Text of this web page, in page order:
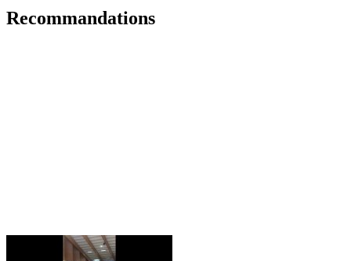
Recommandations